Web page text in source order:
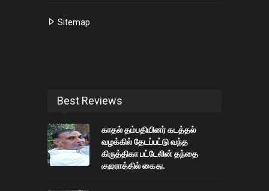
Sitemap
Best Reviews
காதல் தம்பதியினர் கடத்தல்
வழக்கில் தேடப்பட்டு வந்த
கிருத்திகா பட்டேலின் தந்தை
குஜராத்தில் கைது.